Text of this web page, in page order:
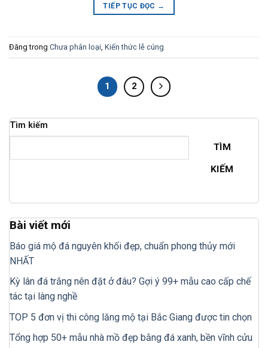
TIẾP TỤC ĐỌC →
Đăng trong Chưa phân loại Kiến thức lễ cúng
1 2
Tìm kiếm
TÌM
KIẾM
Bài viết mới
Báo giá mộ đá nguyên khối đẹp, chuẩn phong thủy mới
NHẤT
Kỳ lân đá trắng nên đặt ở đâu? Gợi ý 99+ mẫu cao cấp chế
tác tại làng nghề
TOP 5 đơn vị thi công lăng mộ tại Bắc Giang được tin chọn
Tổng hợp 50+ mẫu nhà mồ đẹp bằng đá xanh, bền vĩnh cửu